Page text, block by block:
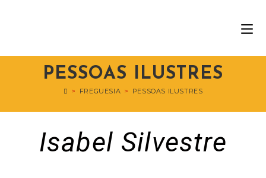
PESSOAS ILUSTRES
> FREGUESIA > PESSOAS ILUSTRES
Isabel Silvestre